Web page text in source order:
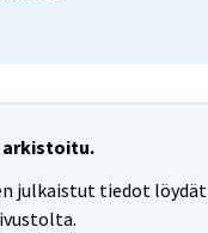
arkistoitu.
julkaistut tiedot löydät